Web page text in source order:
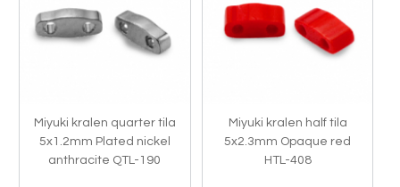
Miyuki kralen quarter tila
5x1.2mm Plated nickel
anthracite QTL-190
Miyuki kralen half tila
5x2.3mm Opaque red
HTL-408